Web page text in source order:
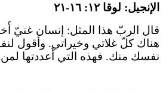
الإنجيل: لوقا ١٢: ١٦-٢١
قال الربّ هذا المثل: إنسان غنيّ
هناك كلّ غلاتي وخيراتي. وأقول
نفسك منك. فهذه التي أَعددتها